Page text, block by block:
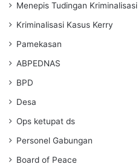
Menepis Tudingan Kriminalisasi
Kriminalisasi Kasus Kerry
Pamekasan
ABPEDNAS
BPD
Desa
Ops ketupat ds
Personel Gabungan
Board of Peace